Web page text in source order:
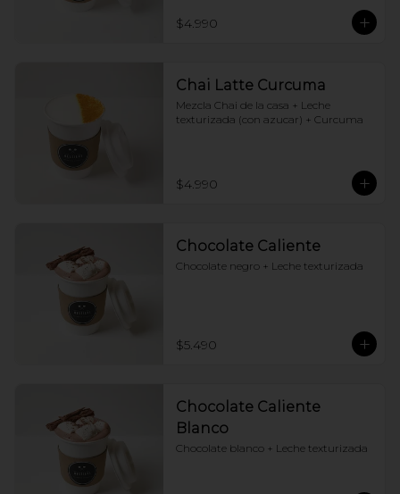
$4.990
Chai Latte Curcuma
Mezcla Chai de la casa + Leche
texturizada (con azucar) + Curcuma
$4.990
Chocolate Caliente
Chocolate negro + Leche texturizada
$5.490
Chocolate Caliente
Blanco
Chocolate blanco + Leche texturizada